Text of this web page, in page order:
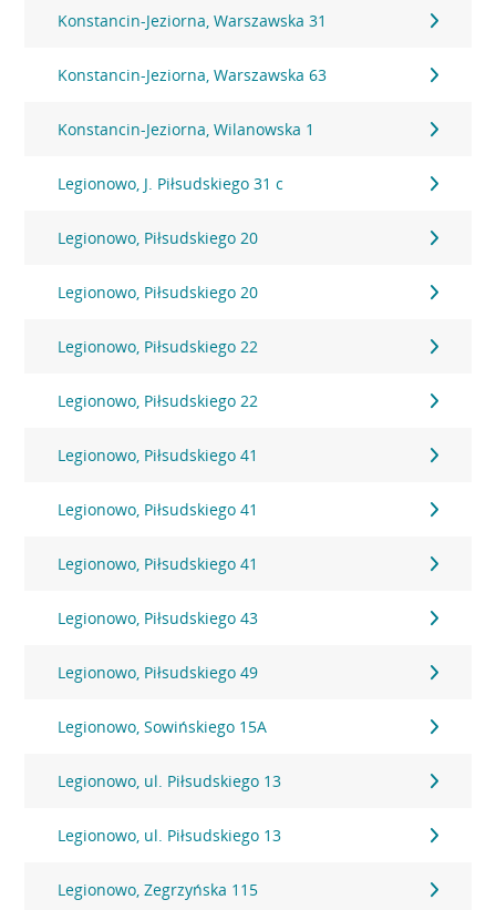
Konstancin-Jeziorna, Warszawska 31
Konstancin-Jeziorna, Warszawska 63
Konstancin-Jeziorna, Wilanowska 1
Legionowo, J. Piłsudskiego 31 c
Legionowo, Piłsudskiego 20
Legionowo, Piłsudskiego 20
Legionowo, Piłsudskiego 22
Legionowo, Piłsudskiego 22
Legionowo, Piłsudskiego 41
Legionowo, Piłsudskiego 41
Legionowo, Piłsudskiego 41
Legionowo, Piłsudskiego 43
Legionowo, Piłsudskiego 49
Legionowo, Sowińskiego 15A
Legionowo, ul. Piłsudskiego 13
Legionowo, ul. Piłsudskiego 13
Legionowo, Zegrzyńska 115